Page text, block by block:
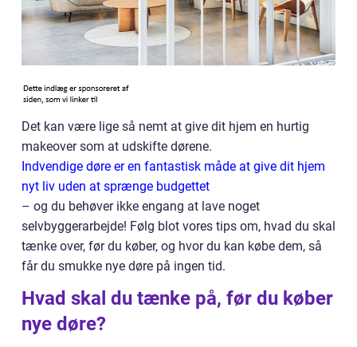
Det kan være lige så nemt at give dit hjem en hurtig
makeover som at udskifte dørene.
Indvendige døre er en fantastisk måde at give dit hjem
nyt liv uden at sprænge budgettet
– og du behøver ikke engang at lave noget
selvbyggerarbejde! Følg blot vores tips om, hvad du skal
tænke over, før du køber, og hvor du kan købe dem, så
får du smukke nye døre på ingen tid.
Hvad skal du tænke på, før du køber
nye døre?